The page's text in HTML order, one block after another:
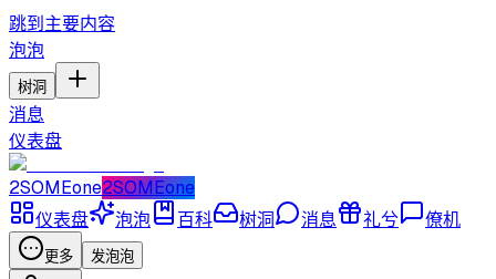
跳到主要内容
泡泡
树洞
消息
仪表盘
2SOMEone2SOMEone
仪表盘
泡泡 百科 树洞 消息 礼兮 僚机
更多 发泡泡